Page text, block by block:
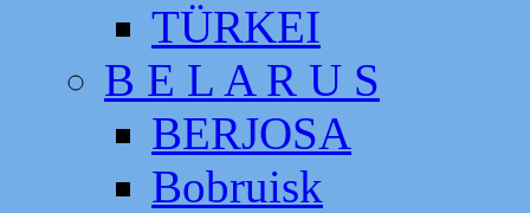
TÜRKEI
B E L A R U S
BERJOSA
Bobruisk